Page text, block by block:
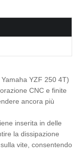
YZF 250 4T)
CNC e finite
ancora più
inserita in delle
la dissipazione
vite, consentendo